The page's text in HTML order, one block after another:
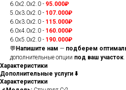
6.0х2.0х2.0 - 95.000₽
5.0х3.0х2.0 - 107.000₽
6.0х3.0х2.0 - 115.000₽
6.0х4.0х2.0 - 160.000₽
6.0х5.0х2.0 - 190.000₽
💬 Напишите нам — подберем
дополнительные опции под ваш участок.
Характеристики
Дополнительные услуги ⬇️
Характеристики